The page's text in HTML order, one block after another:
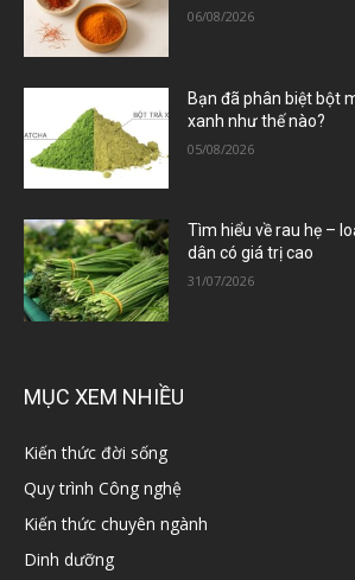
06/08/2026
Bạn đã phân biệt bột
xanh như thế nào?
05/08/2026
Tìm hiểu về rau hẹ –
dân có giá trị cao
31/07/2026
MỤC XEM NHIỀU
Kiến thức đời sống
Quy trình Công nghệ
Kiến thức chuyên ngành
Dinh dưỡng